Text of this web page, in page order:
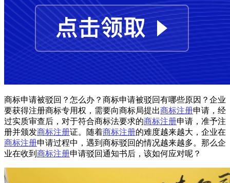
商标申请被驳回？怎么办？商标申请被驳回有哪些原因？企业
要获得注册商标专用权，需要向商标局提出商标注册申请，经
过实质审查后，对于符合商标法要求的商标注册申请，准予注
册并颁发商标注册证。随着商标注册的难度越来越大，企业在
商标注册申请过程中，遇到商标驳回的情况越来越多。那么企
业在收到 商标注册申请驳回通知书后，该如何应对呢？